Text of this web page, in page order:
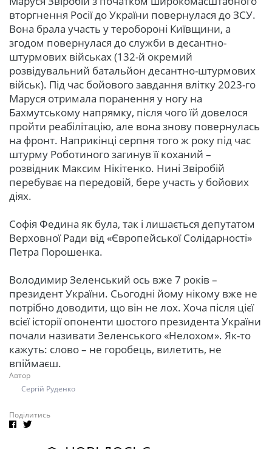
вторгнення Росії до України повернулася до ЗСУ.
Вона брала участь у теробороні Київщини, а
згодом повернулася до служби в десантно-
штурмових військах (132-й окремий
розвідувальний батальйон десантно-штурмових
військ). Під час бойового завдання влітку 2023-го
Маруся отримала поранення у ногу на
Бахмутському напрямку, після чого їй довелося
пройти реабілітацію, але вона знову повернулась
на фронт. Наприкінці серпня того ж року під час
штурму Роботиного загинув її коханий –
розвідник Максим Нікітенко. Нині Звіробій
перебуває на передовій, бере участь у бойових
діях.
Софія Федина як була, так і лишається депутатом
Верховної Ради від «Європейської Солідарності»
Петра Порошенка.
Володимир Зеленський ось вже 7 років –
президент України. Сьогодні йому нікому вже не
потрібно доводити, що він не лох. Хоча після цієї
всієї історії опоненти шостого президента України
почали називати Зеленського «Нелохом». Як-то
кажуть: слово – не горобець, вилетить, не
впіймаєш.
Автор
Сергій Руденко
Поділитись